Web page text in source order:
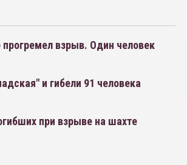
взрыв. Один человек
и гибели 91 человека
при взрыве на шахте